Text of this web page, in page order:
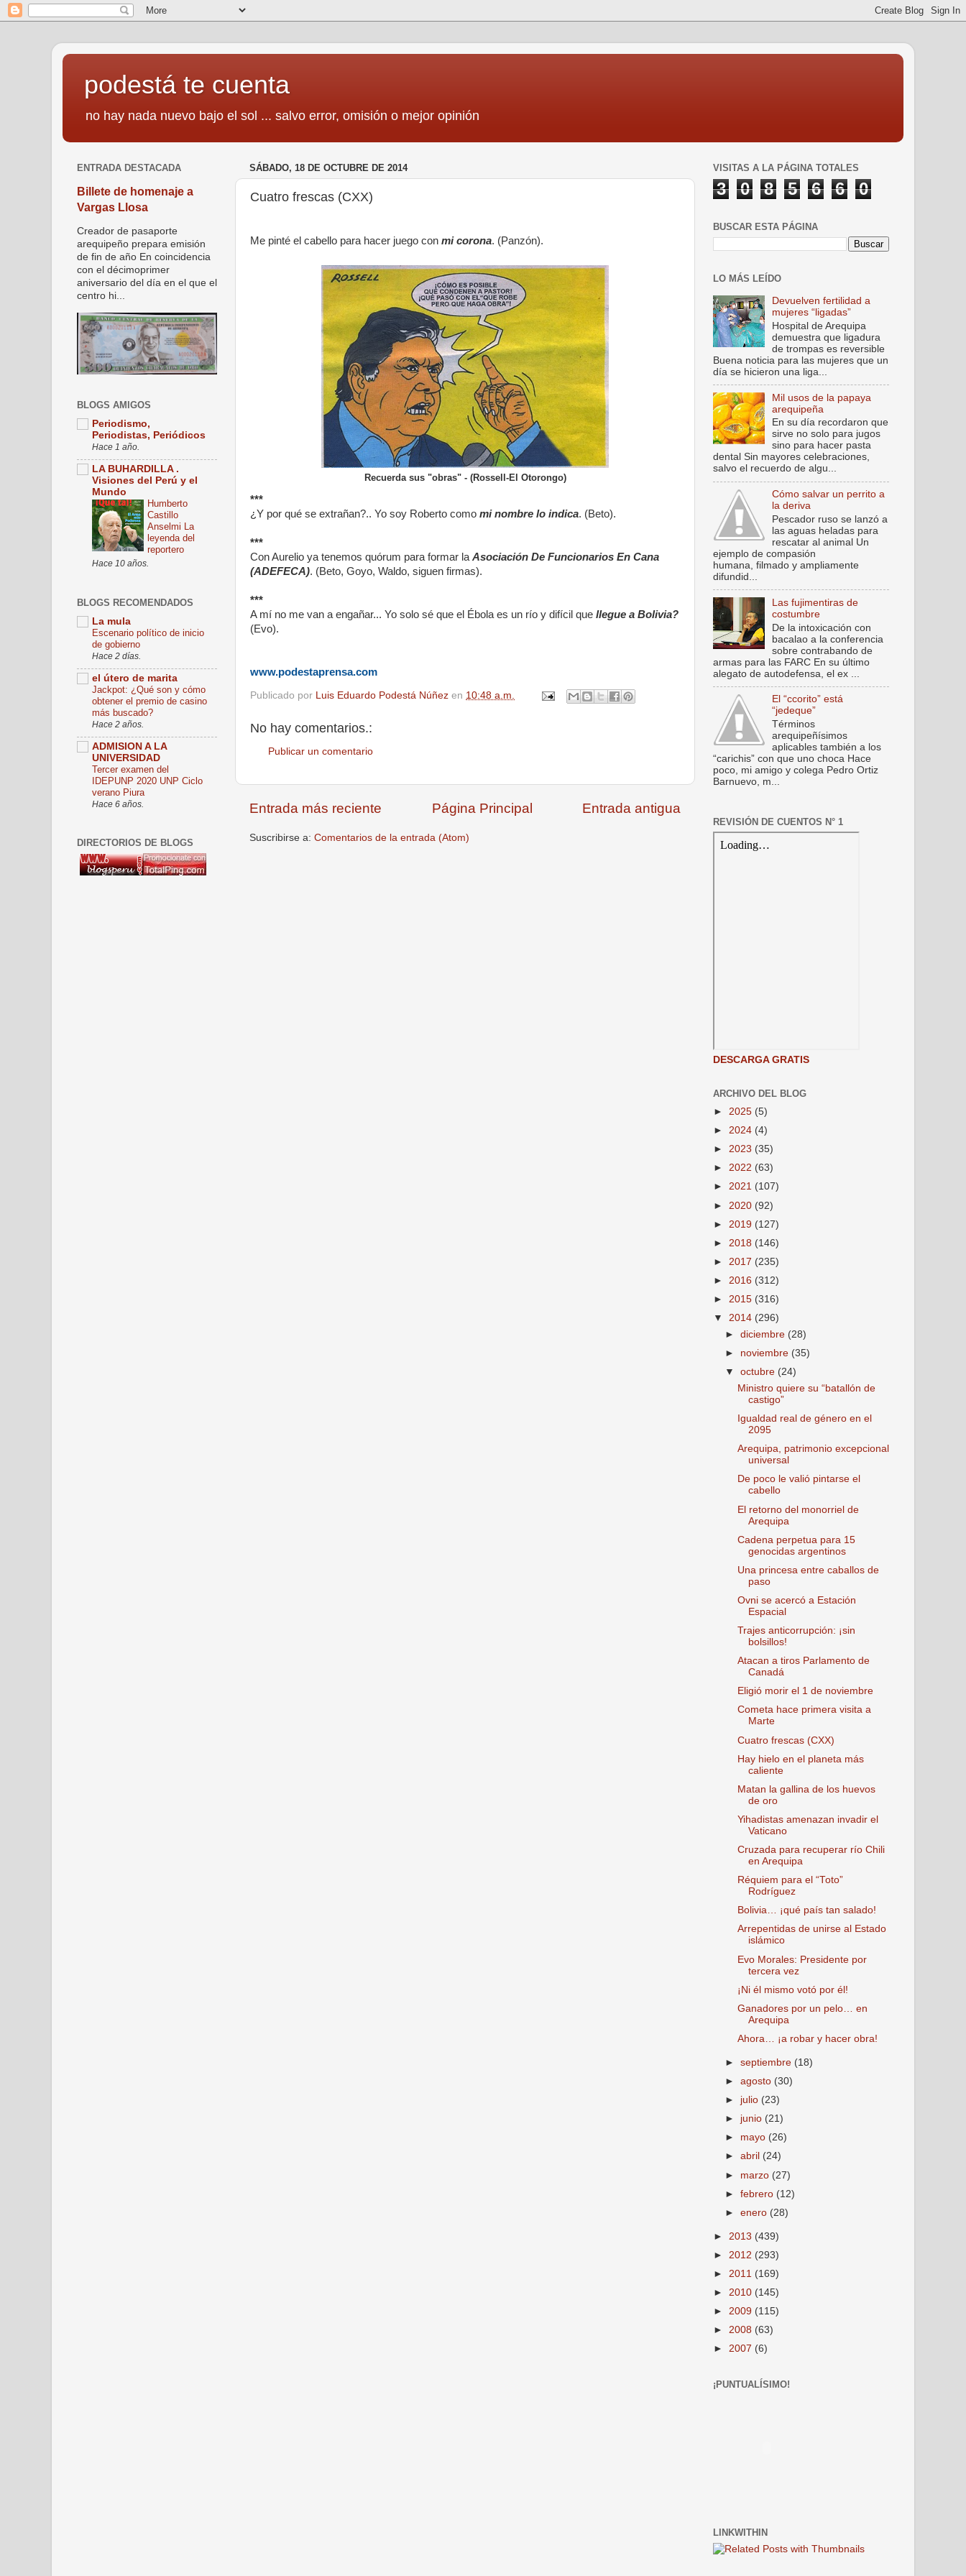
podestá te cuenta
no hay nada nuevo bajo el sol ... salvo error, omisión o mejor opinión
SÁBADO, 18 DE OCTUBRE DE 2014
Cuatro frescas (CXX)
Me pinté el cabello para hacer juego con mi corona. (Panzón).
Recuerda sus "obras" - (Rossell-El Otorongo)
***
¿Y por qué se extrañan?.. Yo soy Roberto como mi nombre lo indica. (Beto).
***
Con Aurelio ya tenemos quórum para formar laAsociación De Funcionarios En Cana
(ADEFECA). (Beto, Goyo, Waldo, siguen firmas).
***
A mí no me van a engañar... Yo solo sé que el Ébola es un río y difícil que llegue a Bolivia?
(Evo).
www.podestaprensa.com
Publicado por Luis Eduardo Podestá Núñez en 10:48 a.m.
No hay comentarios.:
Publicar un comentario
Entrada más reciente Entrada antigua
Página Principal
Suscribirse a: Comentarios de la entrada (Atom)
ENTRADA DESTACADA
Billete de homenaje a
Vargas Llosa
Creador de pasaporte
arequipeño prepara emisión
de fin de año En coincidencia
con el décimoprimer
aniversario del día en el que el
centro hi...
BLOGS AMIGOS
Periodismo,
Periodistas, Periódicos
Hace 1 año.
LA BUHARDILLA .
Visiones del Perú y el
Mundo
Humberto
Castillo
Anselmi La
leyenda del
reportero
Hace 10 años.
BLOGS RECOMENDADOS
La mula
Escenario político de inicio
de gobierno
Hace 2 días.
el útero de marita
Jackpot: ¿Qué son y cómo
obtener el premio de casino
más buscado?
Hace 2 años.
ADMISION A LA
UNIVERSIDAD
Tercer examen del
IDEPUNP 2020 UNP Ciclo
verano Piura
Hace 6 años.
DIRECTORIOS DE BLOGS
VISITAS A LA PÁGINA TOTALES
3 0 8 5 6 6 0
BUSCAR ESTA PÁGINA
LO MÁS LEÍDO
Devuelven fertilidad a
mujeres “ligadas”
Hospital de Arequipa
demuestra que ligadura
de trompas es reversible
Buena noticia para las mujeres que un
día se hicieron una liga...
Mil usos de la papaya
arequipeña
En su día recordaron que
sirve no solo para jugos
sino para hacer pasta
dental Sin mayores celebraciones,
salvo el recuerdo de algu...
Cómo salvar un perrito a
la deriva
Pescador ruso se lanzó a
las aguas heladas para
rescatar al animal Un
ejemplo de compasión
humana, filmado y ampliamente
difundid...
Las fujimentiras de
costumbre
De la intoxicación con
bacalao a la conferencia
sobre contrabando de
armas para las FARC En su último
alegato de autodefensa, el ex ...
El “ccorito” está
“jedeque”
Términos
arequipeñísimos
aplicables también a los
“carichis” con que uno choca Hace
poco, mi amigo y colega Pedro Ortiz
Barnuevo, m...
REVISIÓN DE CUENTOS N° 1
DESCARGA GRATIS
ARCHIVO DEL BLOG
► 2025 (5)
► 2024 (4)
► 2023 (35)
► 2022 (63)
► 2021 (107)
► 2020 (92)
► 2019 (127)
► 2018 (146)
► 2017 (235)
► 2016 (312)
► 2015 (316)
▼ 2014 (296)
►diciembre (28)
► noviembre (35)
▼octubre (24)
Ministro quiere su “batallón de
castigo”
Igualdad real de género en el
2095
Arequipa, patrimonio excepcional
universal
De poco le valió pintarse el
cabello
El retorno del monorriel de
Arequipa
Cadena perpetua para 15
genocidas argentinos
Una princesa entre caballos de
paso
Ovni se acercó a Estación
Espacial
Trajes anticorrupción: ¡sin
bolsillos!
Atacan a tiros Parlamento de
Canadá
Eligió morir el 1 de noviembre
Cometa hace primera visita a
Marte
Cuatro frescas (CXX)
Hay hielo en el planeta más
caliente
Matan la gallina de los huevos
de oro
Yihadistas amenazan invadir el
Vaticano
Cruzada para recuperar río Chili
en Arequipa
Réquiem para el “Toto”
Rodríguez
Bolivia… ¡qué país tan salado!
Arrepentidas de unirse al Estado
islámico
Evo Morales: Presidente por
tercera vez
¡Ni él mismo votó por él!
Ganadores por un pelo… en
Arequipa
Ahora… ¡a robar y hacer obra!
►septiembre (18)
►agosto (30)
► julio (23)
► junio (21)
► mayo (26)
►abril (24)
► marzo (27)
►febrero (12)
►enero (28)
► 2013 (439)
► 2012 (293)
► 2011 (169)
► 2010 (145)
► 2009 (115)
► 2008 (63)
► 2007 (6)
¡PUNTUALÍSIMO!
LINKWITHIN